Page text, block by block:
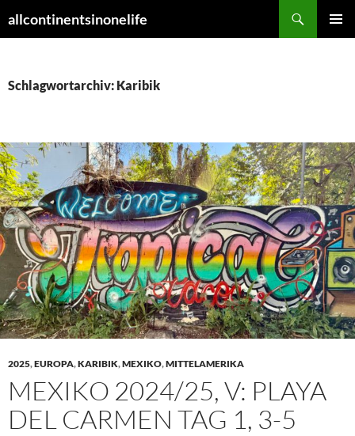
Inhalt
allcontinentsinonelife
Schlagwortarchiv: Karibik
2025,EUROPA,KARIBIK,MEXIKO,MITTELAMERIKA
MEXIKO 2024/25, V: PLAYA
DEL CARMEN TAG 1, 3-5